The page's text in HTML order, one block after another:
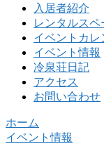
入居者紹介
レンタルスペ
イベントカレ
イベント情報
冷泉荘日記
アクセス
お問い合わせ
ホーム
イベント情報